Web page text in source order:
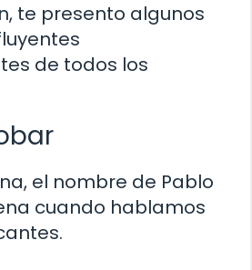
te presento algunos
de todos los
el nombre de Pablo
cuando hablamos